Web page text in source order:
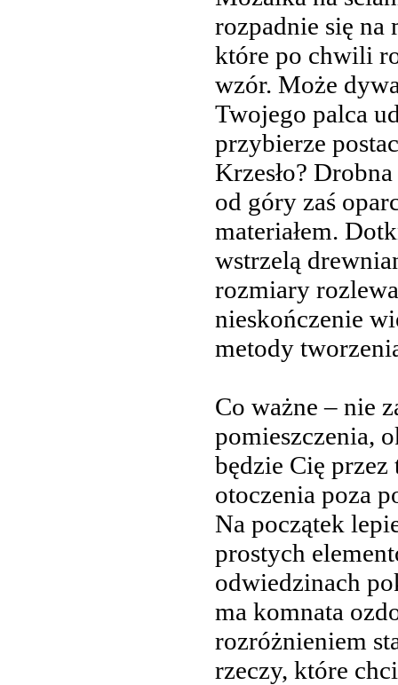
rozpadnie się
które po chwili
wzór. Może
Twojego palca
przybierze
Krzesło?
od góry zaś
materiałem.
wstrzelą
rozmiary
nieskończenie
metody
Co ważne – nie
pomieszczenia,
będzie Cię przez
otoczenia poza
Na początek
prostych
odwiedzinach
ma komnata
rozróżnieniem
rzeczy, które